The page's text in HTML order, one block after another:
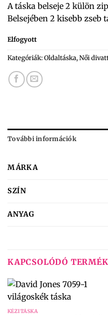
A táska belseje 2 külön
Belsejében 2 kisebb zseb
Elfogyott
Kategóriák:Oldaltáska,Női
További információk
MÁRKA
SZÍN
ANYAG
KAPCSOLÓDÓ
KÉZITÁSKA